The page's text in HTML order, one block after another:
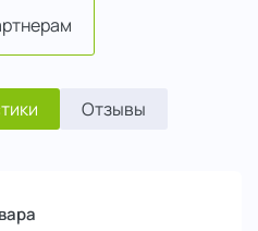
Отзывы